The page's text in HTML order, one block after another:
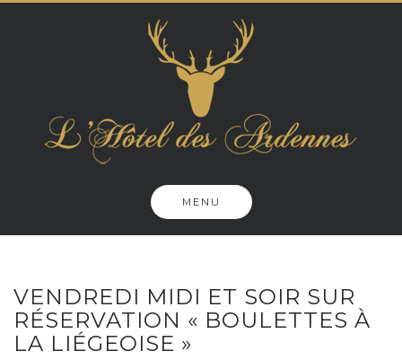
MENU
VENDREDI MIDI ET SOIR SUR
RÉSERVATION « BOULETTES À
LA LIÉGEOISE »